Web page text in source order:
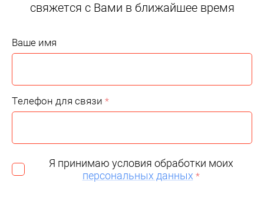
свяжется с Вами в ближайшее время
Ваше имя
Телефон для связи *
Я принимаю условия обработки моих
персональных данных *